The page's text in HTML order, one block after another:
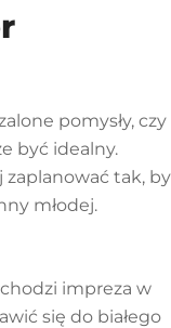
pomysły, czy
być idealny.
tak, by
młodej.
impreza w
się do białego